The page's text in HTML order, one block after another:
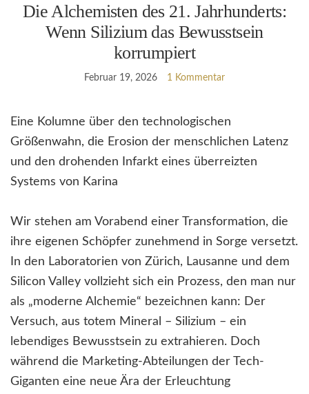
Die Alchemisten des 21. Jahrhunderts:
Wenn Silizium das Bewusstsein
korrumpiert
Februar 19, 2026 1 Kommentar
Eine Kolumne über den technologischen
Größenwahn, die Erosion der menschlichen Latenz
und den drohenden Infarkt eines überreizten
Systems von Karina
Wir stehen am Vorabend einer Transformation, die
ihre eigenen Schöpfer zunehmend in Sorge versetzt.
In den Laboratorien von Zürich, Lausanne und dem
Silicon Valley vollzieht sich ein Prozess, den man nur
als „moderne Alchemie“ bezeichnen kann: Der
Versuch, aus totem Mineral – Silizium – ein
lebendiges Bewusstsein zu extrahieren. Doch
während die Marketing-Abteilungen der Tech-
Giganten eine neue Ära der Erleuchtung